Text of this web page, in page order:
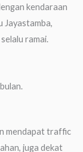
kendaraan
Jayastamba,
ramai.
mendapat traffic
juga dekat